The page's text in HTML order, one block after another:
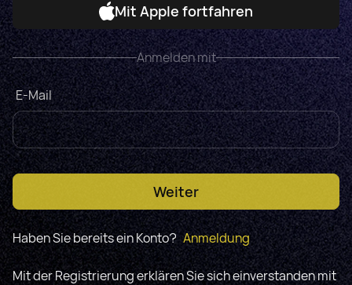
Mit Apple fortfahren
Anmelden mit
E-Mail
Weiter
Haben Sie bereits ein Konto? Anmeldung
Mit der Registrierung erklären Sie sich einverstanden mit